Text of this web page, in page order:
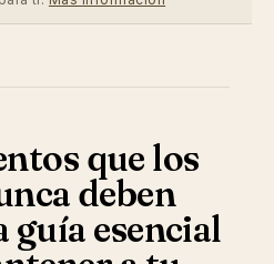
que los
deben
guía esencial